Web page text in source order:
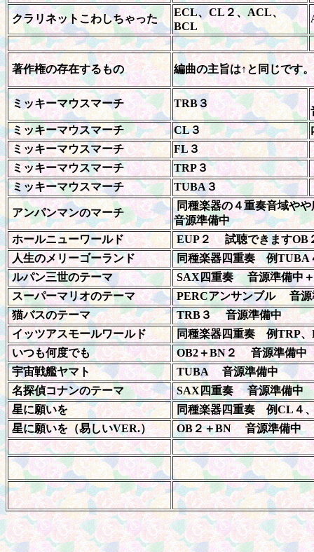
クラリネットこわしちゃった
ECL、CL２、ACL、
BCL
著作権の存在するもの 編曲の主旨は↑と同じです
ミッキーマウスマーチ TRB３
ミッキーマウスマーチ
CL３
ミッキーマウスマーチ
FL３
ミッキーマウスマーチ
TRP３
ミッキーマウスマーチ
TUBA３
アンパンマンのマーチ
同種楽器の４重奏音域や
音源準備中
ホールニューワールド
EUP２ 試聴できますOB
人生のメリーゴーランド
同種楽器四重奏 例
ルパン三世のテーマ
SAX四重奏 音源準備中＋
スーパーマリオのテーマ
PERCアンサンブル 音源
猫バスのテーマ
TRB３ 音源準備中
イッツアスモールワールド
同種楽器四重奏 例TRP
いつも何度でも
OB2＋BN２ 音源準備中
宇宙戦艦ヤマト
TUBA 音源準備中
名探偵コナンのテーマ
SAX四重奏 音源準備中
星に願いを
同種楽器四重奏 例CL４
星に願いを（易しいVER.）
OB２＋BN 音源準備中